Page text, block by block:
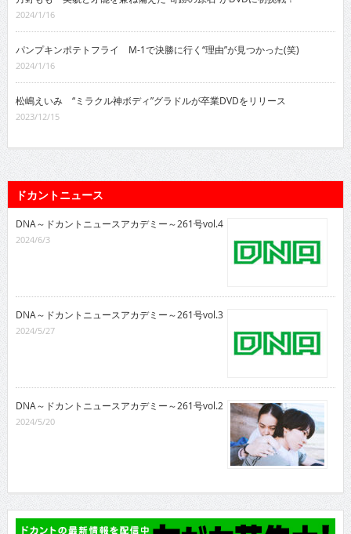
2024/1/16
パンプキンポテトフライ M-1で決勝に行く“理由”が見つかった(笑)
2024/1/16
松嶋えいみ “ミラクル神ボディ”グラドルが卒業DVDをリリース
2023/12/15
ドカントニュース
DNA～ドカントニュースアカデミー～261号vol.4
2024/6/3
DNA～ドカントニュースアカデミー～261号vol.3
2024/5/27
DNA～ドカントニュースアカデミー～261号vol.2
2024/5/20